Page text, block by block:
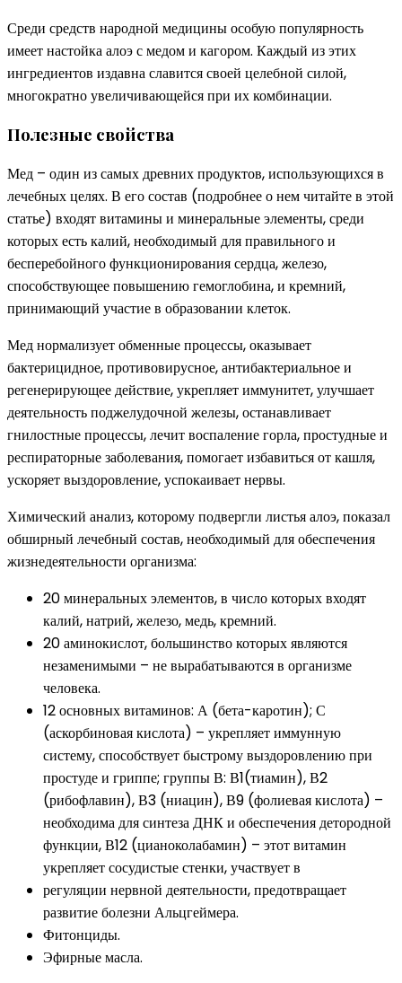
Среди средств народной медицины особую популярность
имеет настойка алоэ с медом и кагором. Каждый из этих
ингредиентов издавна славится своей целебной силой,
многократно увеличивающейся при их комбинации.
Полезные свойства
Мед – один из самых древних продуктов, использующихся в
лечебных целях. В его состав (подробнее о нем читайте в этой
статье) входят витамины и минеральные элементы, среди
которых есть калий, необходимый для правильного и
бесперебойного функционирования сердца, железо,
способствующее повышению гемоглобина, и кремний,
принимающий участие в образовании клеток.
Мед нормализует обменные процессы, оказывает
бактерицидное, противовирусное, антибактериальное и
регенерирующее действие, укрепляет иммунитет, улучшает
деятельность поджелудочной железы, останавливает
гнилостные процессы, лечит воспаление горла, простудные и
респираторные заболевания, помогает избавиться от кашля,
ускоряет выздоровление, успокаивает нервы.
Химический анализ, которому подвергли листья алоэ, показал
обширный лечебный состав, необходимый для обеспечения
жизнедеятельности организма:
20 минеральных элементов, в число которых входят
калий, натрий, железо, медь, кремний.
20 аминокислот, большинство которых являются
незаменимыми – не вырабатываются в организме
человека.
12 основных витаминов: А (бета-каротин); С
(аскорбиновая кислота) – укрепляет иммунную
систему, способствует быстрому выздоровлению при
простуде и гриппе; группы В: В1(тиамин), В2
(рибофлавин), В3 (ниацин), В9 (фолиевая кислота) –
необходима для синтеза ДНК и обеспечения детородной
функции, В12 (цианоколабамин) – этот витамин
укрепляет сосудистые стенки, участвует в
регуляции нервной деятельности, предотвращает
развитие болезни Альцгеймера.
Фитонциды.
Эфирные масла.